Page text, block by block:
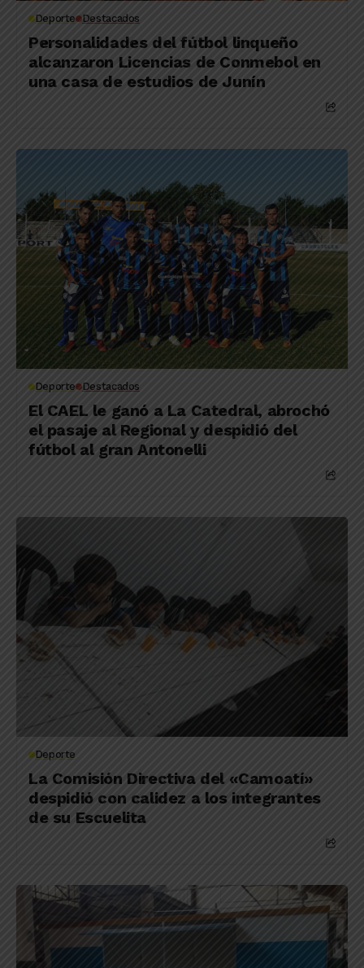
Deporte Destacados
Personalidades del fútbol linqueño
alcanzaron Licencias de Conmebol en
una casa de estudios de Junín
Deporte Destacados
El CAEL le ganó a La Catedral, abrochó
el pasaje al Regional y despidió del
fútbol al gran Antonelli
Deporte
La Comisión Directiva del «Camoatí»
despidió con calidez a los integrantes
de su Escuelita